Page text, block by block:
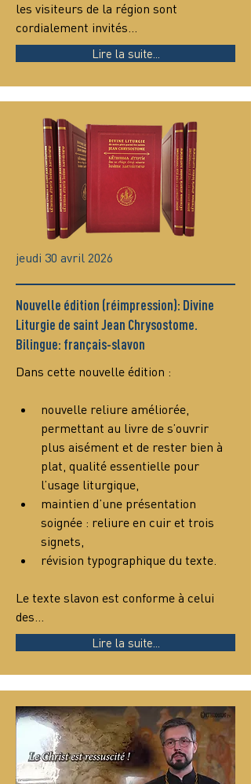
les visiteurs de la région sont
cordialement invités…
Lire la suite...
jeudi 30 avril 2026
Nouvelle édition (réimpression): Divine
Liturgie de saint Jean Chrysostome.
Bilingue: français-slavon
Dans cette nouvelle édition :
nouvelle reliure améliorée,
permettant au livre de s’ouvrir
plus aisément et de rester bien à
plat, qualité essentielle pour
l’usage liturgique,
maintien d’une présentation
soignée : reliure en cuir et trois
signets,
révision typographique du texte.
Le texte slavon est conforme à celui
des…
Lire la suite...